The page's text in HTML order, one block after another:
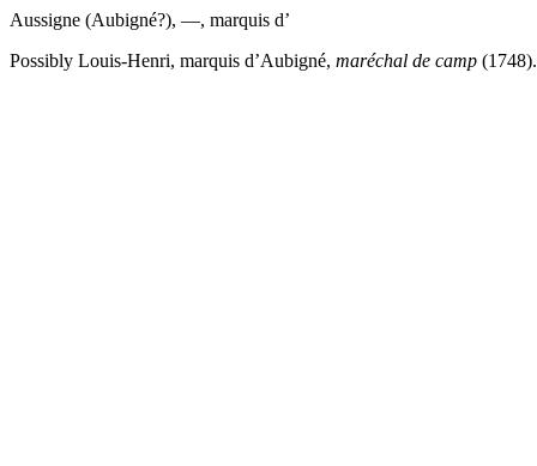
Aussigne (Aubigné?), —, marquis d’
Possibly Louis-Henri, marquis d’Aubigné, maréchal de camp (1748).